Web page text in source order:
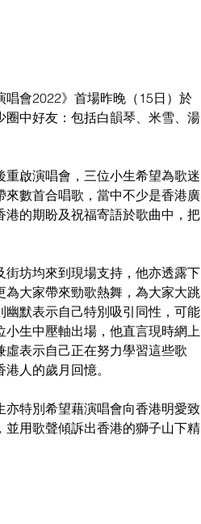
會2022》首場昨晚（15日）於
中好友：包括白韻琴、米雪、湯
啟演唱會，三位小生希望為歌迷
數首合唱歌，當中不少是香港廣
的期盼及祝福寄語於歌曲中，把
坊均來到現場支持，他亦透露下
為大家帶來勁歌熱舞，為大家大跳
默表示自己特別吸引同性，可能
生中壓軸出場，他直言現時網上
表示自己正在努力學習這些歌
人的歲月回憶。
特別希望藉演唱會向香港明愛致
用歌聲傾訴出香港的獅子山下精